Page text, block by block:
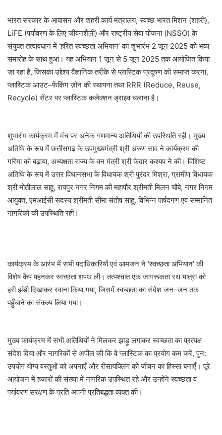
भारत सरकार के आवासन और शहरी कार्य मंत्रालय, स्वच्छ भारत मिशन (शहरी),
LiFE (पर्यावरण के लिए जीवनशैली) और राष्ट्रीय सेवा योजना (NSSO) के
संयुक्त तत्वावधान में ‘हरित स्वच्छता अभियान’ का शुभारंभ 2 जून 2025 को भव्य
समारोह के साथ हुआ। यह अभियान 1 जून से 5 जून 2025 तक आयोजित किया
जा रहा है, जिसका उद्देश्य वैज्ञानिक तरीके से प्लास्टिक प्रदूषण को समाप्त करना,
प्लास्टिक आउट–फेंकिंग ज़ोन की स्थापना तथा RRR (Reduce, Reuse,
Recycle) सेंटर पर प्लास्टिक कलेक्शन ड्राइव चलाना है।
शुभारंभ कार्यक्रम में मंच पर अनेक गणमान्य अतिथियों की उपस्थिति रही। मुख्य
अतिथि के रूप में छत्तीसगढ़ के उपमुख्यमंत्री श्री अरुण साव ने कार्यक्रम की
गरिमा को बढ़ाया, अध्यक्षता राज्य के वन मंत्री श्री केदार कश्यप ने की। विशिष्ट
अतिथि के रूप में उत्तर विधानसभा के विधायक श्री पुरंदर मिश्रा, ग्रामीण विधायक
श्री मोतीलाल साहू, रायपुर नगर निगम की महापौर श्रीमती मिलन चौबे, नगर निगम
आयुक्त, एमआईसी सदस्य श्रीमती सीमा संतोष साहू, विभिन्न पार्षदगण एवं सम्मानित
नागरिकों की उपस्थिति रही।
कार्यक्रम के आरंभ में सभी पदाधिकारियों एवं आमजन ने ‘स्वच्छता अभियान’ की
विशेष कैप पहनकर स्वच्छता शपथ ली। तत्पश्चात एक जागरूकता रथ यात्रा को
हरी झंडी दिखाकर रवाना किया गया, जिसमें स्वच्छता का संदेश जन–जन तक
पहुँचाने का संकल्प लिया गया।
मुख्य कार्यक्रम में सभी अतिथियों ने मिलकर झाड़ू लगाकर स्वच्छता का प्रत्यक्ष
संदेश दिया और नागरिकों से अपील की कि वे प्लास्टिक का प्रयोग कम करें, पुन:
उपयोग योग्य वस्तुओं को अपनाएँ और रीसायक्लिंग को जीवन का हिस्सा बनाएँ। पूरे
आयोजन में हजारों की संख्या में नागरिक उपस्थित रहे और उन्होंने स्वच्छता व
पर्यावरण संरक्षण के प्रति अपनी प्रतिबद्धता व्यक्त की।